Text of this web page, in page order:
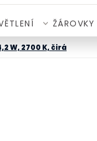
ŽÁROVKY
W, 2700 K, čirá